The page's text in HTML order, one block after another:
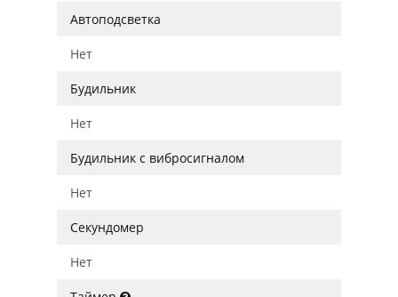
Автоподсветка
Нет
Будильник
Нет
Будильник с вибросигналом
Нет
Секундомер
Нет